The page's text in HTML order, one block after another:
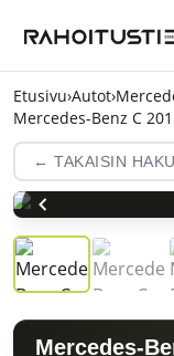
Etusivu›Autot›
Mercedes-Benz C
← TAKAISIN
Mercedes-